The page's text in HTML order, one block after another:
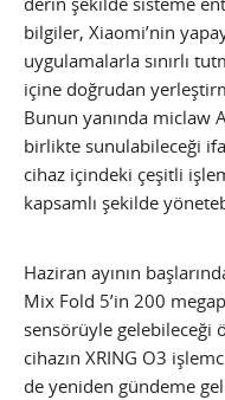
bilgiler, Xiaomi’nin
uygulamalarla sınırlı
içine doğrudan
Bunun yanında miclaw
birlikte sunulabileceği
cihaz içindeki çeşitli
kapsamlı şekilde
Haziran ayının
Mix Fold 5’in 200
sensörüyle gelebileceği
cihazın XRING O3
de yeniden gündeme